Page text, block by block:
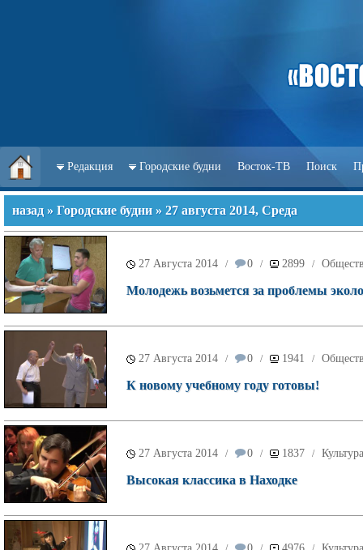
Редакция Городские будни Восток-ТВ Поиск
назад » Городские будни » 27 августа 2014, Среда
27 Августа 2014 / 0 / 2899 /
Молодежь возьмется за проблемы
27 Августа 2014 / 0 / 1941 /
К новому учебному году готовы!
27 Августа 2014 / 0 / 1837 / Культура
Высокая классика в Находке